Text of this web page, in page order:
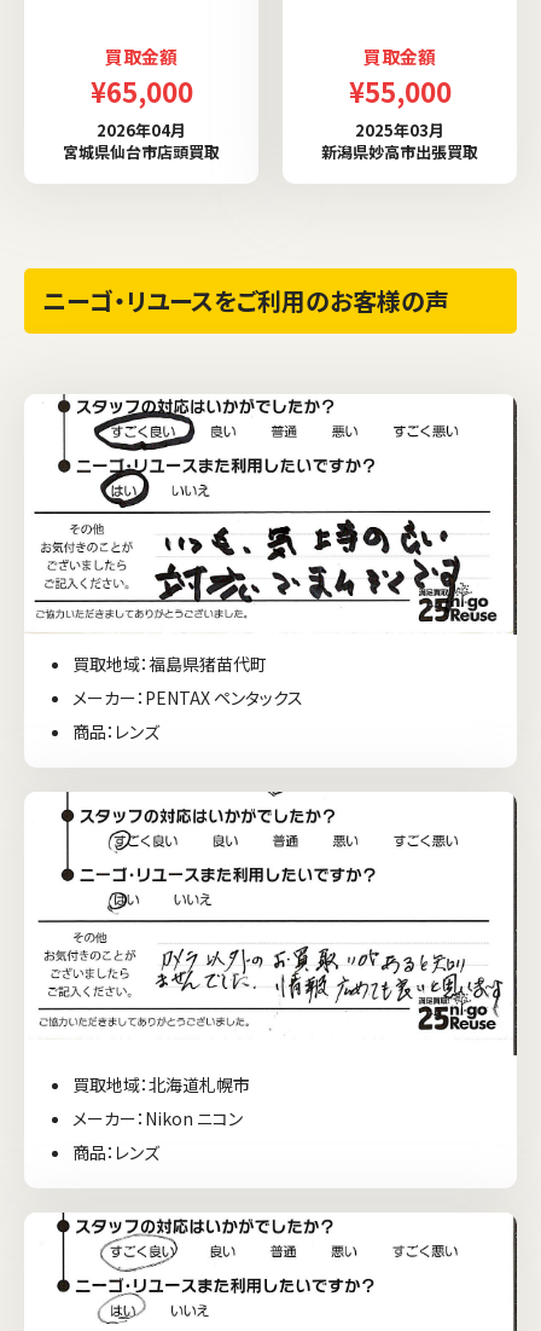
買取金額
¥65,000
2026年04月
宮城県仙台市店頭買取
買取金額
¥55,000
2025年03月
新潟県妙高市出張買取
ニーゴ・リユースをご利用のお客様の声
買取地域：福島県猪苗代町
メーカー：PENTAX ペンタックス
商品：レンズ
買取地域：北海道札幌市
メーカー：Nikon ニコン
商品：レンズ